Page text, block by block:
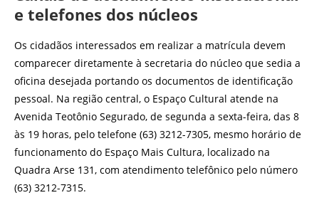
e telefones dos núcleos
Os cidadãos interessados em realizar a matrícula devem
comparecer diretamente à secretaria do núcleo que sedia a
oficina desejada portando os documentos de identificação
pessoal. Na região central, o Espaço Cultural atende na
Avenida Teotônio Segurado, de segunda a sexta-feira, das 8
às 19 horas, pelo telefone (63) 3212-7305, mesmo horário de
funcionamento do Espaço Mais Cultura, localizado na
Quadra Arse 131, com atendimento telefônico pelo número
(63) 3212-7315.